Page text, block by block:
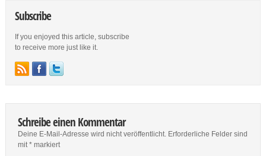
Subscribe
If you enjoyed this article, subscribe
to receive more just like it.
Schreibe einen Kommentar
Deine E-Mail-Adresse wird nicht veröffentlicht. Erforderliche Felder sind
mit*markiert